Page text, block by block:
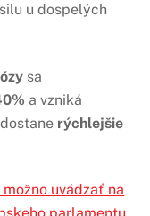
u dospelých
sa
a vzniká
rýchlejšie
uvádzať na